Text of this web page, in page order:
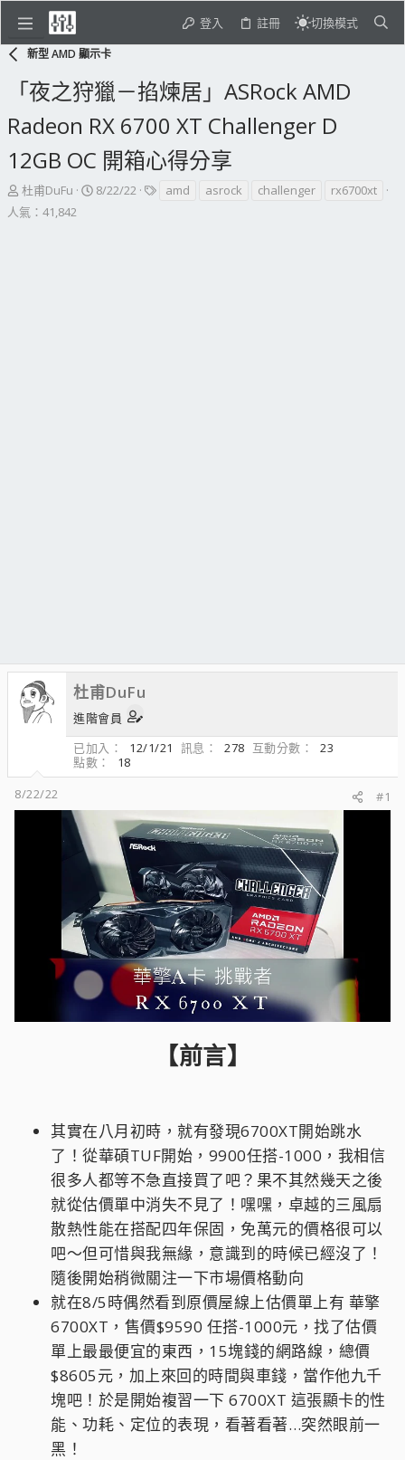
登入 註冊 切換模式
新型 AMD 顯示卡
「夜之狩獵－掐煉居」ASRock AMD
Radeon RX 6700 XT Challenger D
12GB OC 開箱心得分享
主
題
杜甫DuFu
開
8/22/22
標amd asrock challenger
rx6700xt
人氣：41,842
杜甫DuFu
進階會員
已加入
12/1/21 訊息 278 互動分數
23
點數
18
8/22/22
#1
【前言】
其實在八月初時，就有發現6700XT開始跳水
了！從華碩TUF開始，9900任搭-1000，我相信
很多人都等不急直接買了吧？果不其然幾天之後
就從估價單中消失不見了！嘿嘿，卓越的三風扇
散熱性能在搭配四年保固，免萬元的價格很可以
吧～但可惜與我無緣，意識到的時候已經沒了！
隨後開始稍微關注一下市場價格動向
就在8/5時偶然看到原價屋線上估價單上有 華擎
6700XT，售價$9590 任搭-1000元，找了估價
單上最最便宜的東西，15塊錢的網路線，總價
$8605元，加上來回的時間與車錢，當作他九千
塊吧！於是開始複習一下 6700XT 這張顯卡的性
能、功耗、定位的表現，看著看著…突然眼前一
黑！